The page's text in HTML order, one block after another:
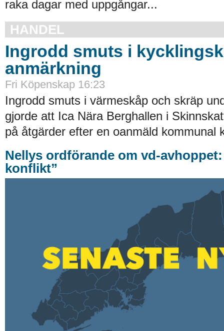
raka dagar med uppgångar...
HANDEL
Ingrodd smuts i
anmärkning
Fri Köpenskap 16:23
Ingrodd smuts i värmeskåp och skräp
gjorde att Ica Nära Berghallen i
på åtgärder efter en oanmäld kommunal
Nellys ordförande om vd-
konflikt”